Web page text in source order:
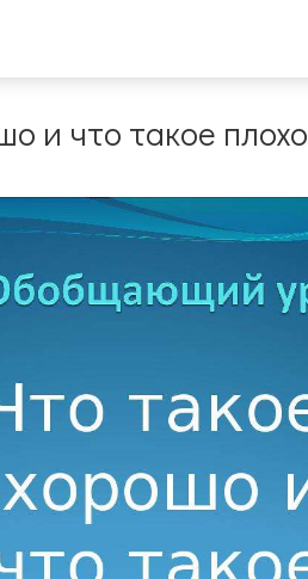
и что такое плохо